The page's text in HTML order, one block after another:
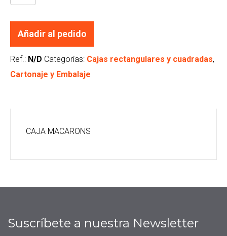
Añadir al pedido
Ref.: N/D Categorías: Cajas rectangulares y cuadradas,
Cartonaje y Embalaje
CAJA MACARONS
Suscríbete a nuestra Newsletter